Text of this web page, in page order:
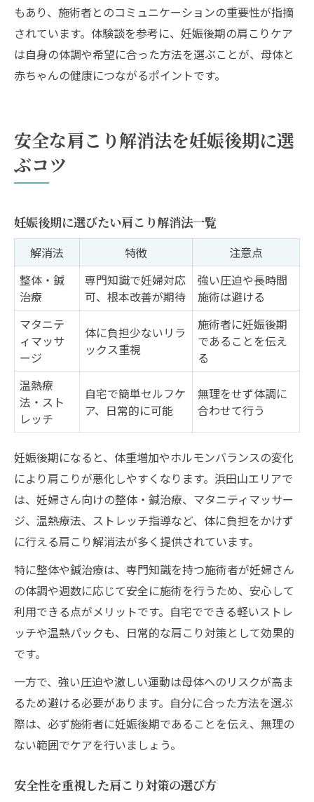
もあり、施術者とのコミュニケーションの重要性が指摘
されています。体験談を参考に、妊娠後期の肩こりケア
は自身の体調や希望に合った方法を選ぶことが、母体と
赤ちゃんの健康につながるポイントです。
安全な肩こり解消法を妊娠後期に選
ぶコツ
妊娠後期に選びたい肩こり解消法一覧
解消法 特徴
注意点
整体・鍼
治療
専門知識で妊婦対応
可、根本改善が期待
強い圧迫や長時間
施術は避ける
マタニテ
ィマッサ
ージ
体に負担少ないリラ
ックス重視
施術者に妊娠後期
であることを伝え
る
温熱療
法・スト
レッチ
自宅で簡単セルフケ
ア、日常的に可能
無理をせず体調に
合わせて行う
妊娠後期になると、体重増加やホルモンバランスの変化
により肩こりが悪化しやすくなります。浜田山エリアで
は、妊婦さん向けの整体・鍼治療、マタニティマッサー
ジ、温熱療法、ストレッチ指導など、体に負担をかけず
に行える肩こり解消法が多く提供されています。
特に整体や鍼治療は、専門知識を持つ施術者が妊婦さん
の体調や週数に応じて安全に施術を行うため、安心して
利用できる点がメリットです。自宅でできる軽いストレ
ッチや温熱パックも、日常的な肩こり対策として効果的
です。
一方で、強い圧迫や激しい運動は母体へのリスクが高ま
るため避ける必要があります。自分に合った方法を選ぶ
際は、必ず施術者に妊娠後期であることを伝え、無理の
ない範囲でケアを行いましょう。
安全性を重視した肩こり対策の選び方